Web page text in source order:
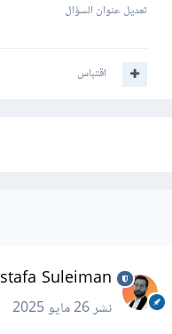
تعديل عنوان السؤال
اقتباس
Suleiman
نشر26 مايو 2025